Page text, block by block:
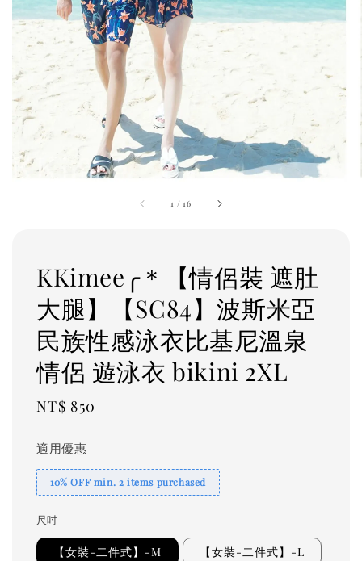
1 /16
KKimee╭＊【情侶裝 遮肚
大腿】【SC84】波斯米亞
民族性感泳衣比基尼溫泉
情侶 遊泳衣 bikini 2XL
Regular
NT$ 850
適用優惠
10% OFF min. 2 items purchased
尺吋
【女裝-二件式】-M 【女裝-二件式】-L